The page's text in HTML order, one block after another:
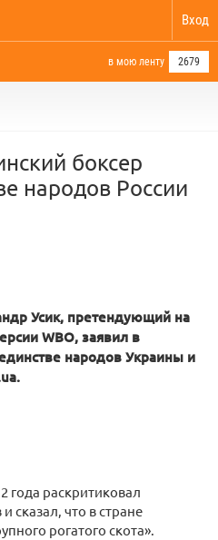
Вход
в мою ленту 2679
боксер
народов России
Усик, претендующий на
WBO, заявил в
народов Украины и
раскритиковал
сказал, что в стране
рогатого скота».